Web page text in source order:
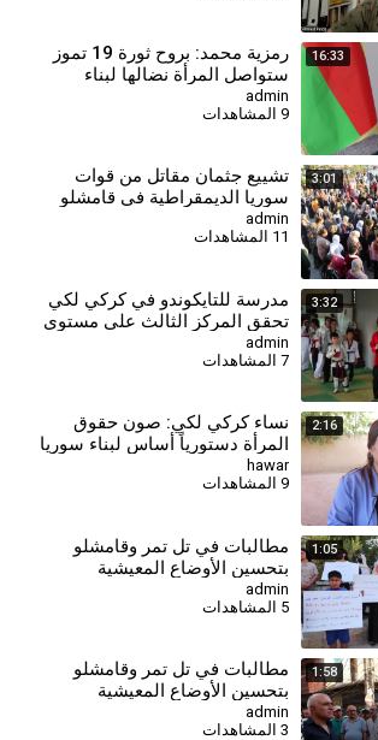
16:33
⁣رمزية محمد: بروح ثورة 19 تموز
ستواصل المرأة نضالها لبناء
سوريا المستقبل
admin
3:01
⁣تشييع جثمان مقاتل من قوات
سوريا الديمقراطية في قامشلو
admin
11 المشاهدات
3:32
⁣مدرسة للتايكوندو في كركي لكي
تحقق المركز الثالث على مستوى
سوريا
admin
7 المشاهدات
2:16
نساء كركي لكي: صون حقوق
المرأة دستورياً أساس لبناء سوريا
ديمقراطية
hawar
1:05
⁣مطالبات في تل تمر وقامشلو
بتحسين الأوضاع المعيشية
admin
5 المشاهدات
1:58
⁣مطالبات في تل تمر وقامشلو
بتحسين الأوضاع المعيشية
admin
3 المشاهدات